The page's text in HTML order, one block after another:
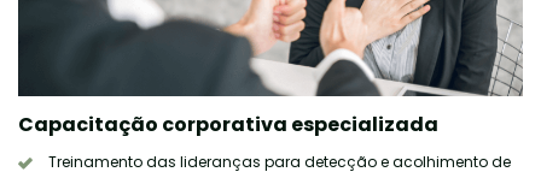
Capacitação corporativa especializada
Treinamento das lideranças para detecção e acolhimento de